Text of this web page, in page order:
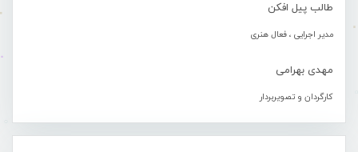
طالب پیل افکن
مدیر اجرایی ، فعال هنری
مهدی بهرامی
کارگردان و تصویربردار